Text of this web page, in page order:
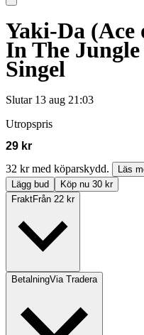
Yaki-Da (Ace
In The
Singel
Slutar 13 aug 21:03
Utropspris
29 kr
32 kr med köparskydd.
Läs
Lägg bud
Köp nu 30 kr
FraktFrån 22 kr
BetalningVia Tradera